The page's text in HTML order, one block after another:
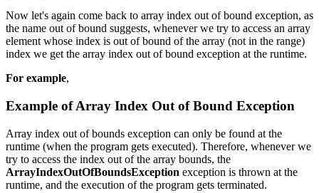
Now let's again come back to array index out of bound exception, as
the name out of bound suggests, whenever we try to access an array
element whose index is out of bound of the array (not in the range)
index we get the array index out of bound exception at the runtime.
For example,
Example of Array Index Out of Bound Exception
Array index out of bounds exception can only be found at the
runtime (when the program gets executed). Therefore, whenever we
try to access the index out of the array bounds, the
ArrayIndexOutOfBoundsException exception is thrown at the
runtime, and the execution of the program gets terminated.